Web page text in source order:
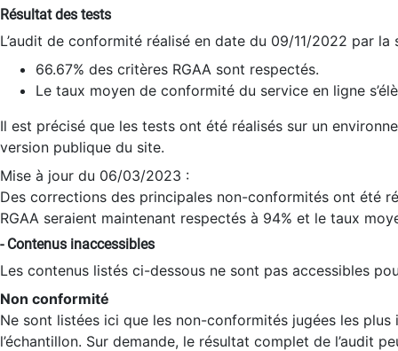
Résultat des tests
L’audit de conformité réalisé en date du 09/11/2022 par
66.67% des critères RGAA sont respectés.
Le taux moyen de conformité du service en ligne
Il est précisé que les tests ont été réalisés sur un
version publique du site.
Mise à jour du 06/03/2023 :
Des corrections des principales non-conformités ont été
RGAA seraient maintenant respectés à 94% et le taux
- Contenus inaccessibles
Les contenus listés ci-dessous ne sont pas accessibles
Non conformité
Ne sont listées ici que les non-conformités jugées les
l’échantillon. Sur demande, le résultat complet de l’audit